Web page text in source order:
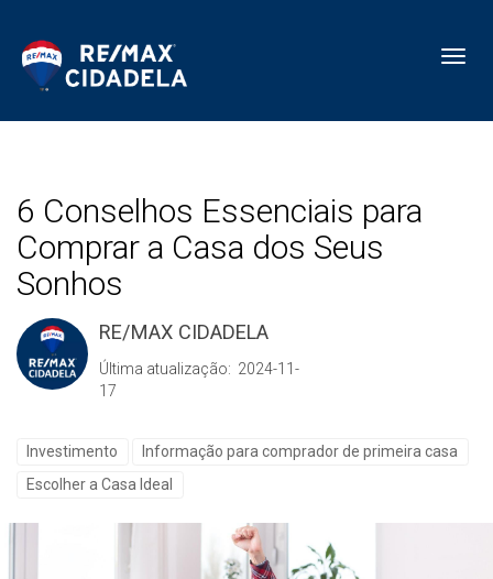
6 Conselhos Essenciais para
Comprar a Casa dos Seus
Sonhos
RE/MAX CIDADELA
Última atualização: 2024-11-
17
Investimento
Informação para comprador de primeira casa
Escolher a Casa Ideal